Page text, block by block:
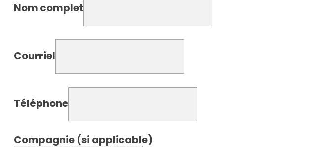
Nom complet
Courriel
Téléphone
Compagnie (si applicable)